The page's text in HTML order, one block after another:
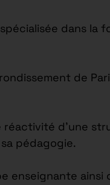
spécialisée dans
de
réactivité d’une
pédagogie.
enseignante ainsi